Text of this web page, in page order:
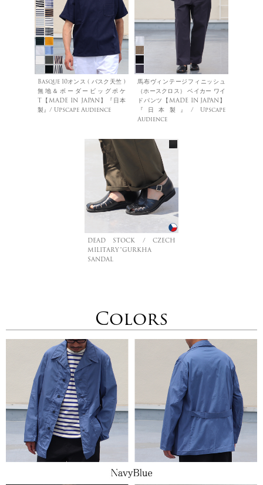
Basque 10オンス ( バスク天竺 )
無地＆ボーダービッグポケ
T【MADE IN JAPAN】『日本
製』/ Upscape Audience
馬布ヴィンテージフィニッシュ
（ホースクロス） ベイカー ワイ
ドパンツ【MADE IN JAPAN】
『日本製』/ Upscape
Audience
DEAD STOCK / CZECH
MILITARY”GURKHA
SANDAL
Colors